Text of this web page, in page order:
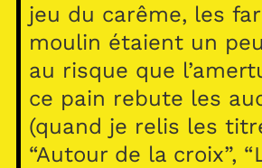
jeu du carême, les
moulin étaient un
au risque que
ce pain rebute les
(quand je relis les
“Autour de la croix”,